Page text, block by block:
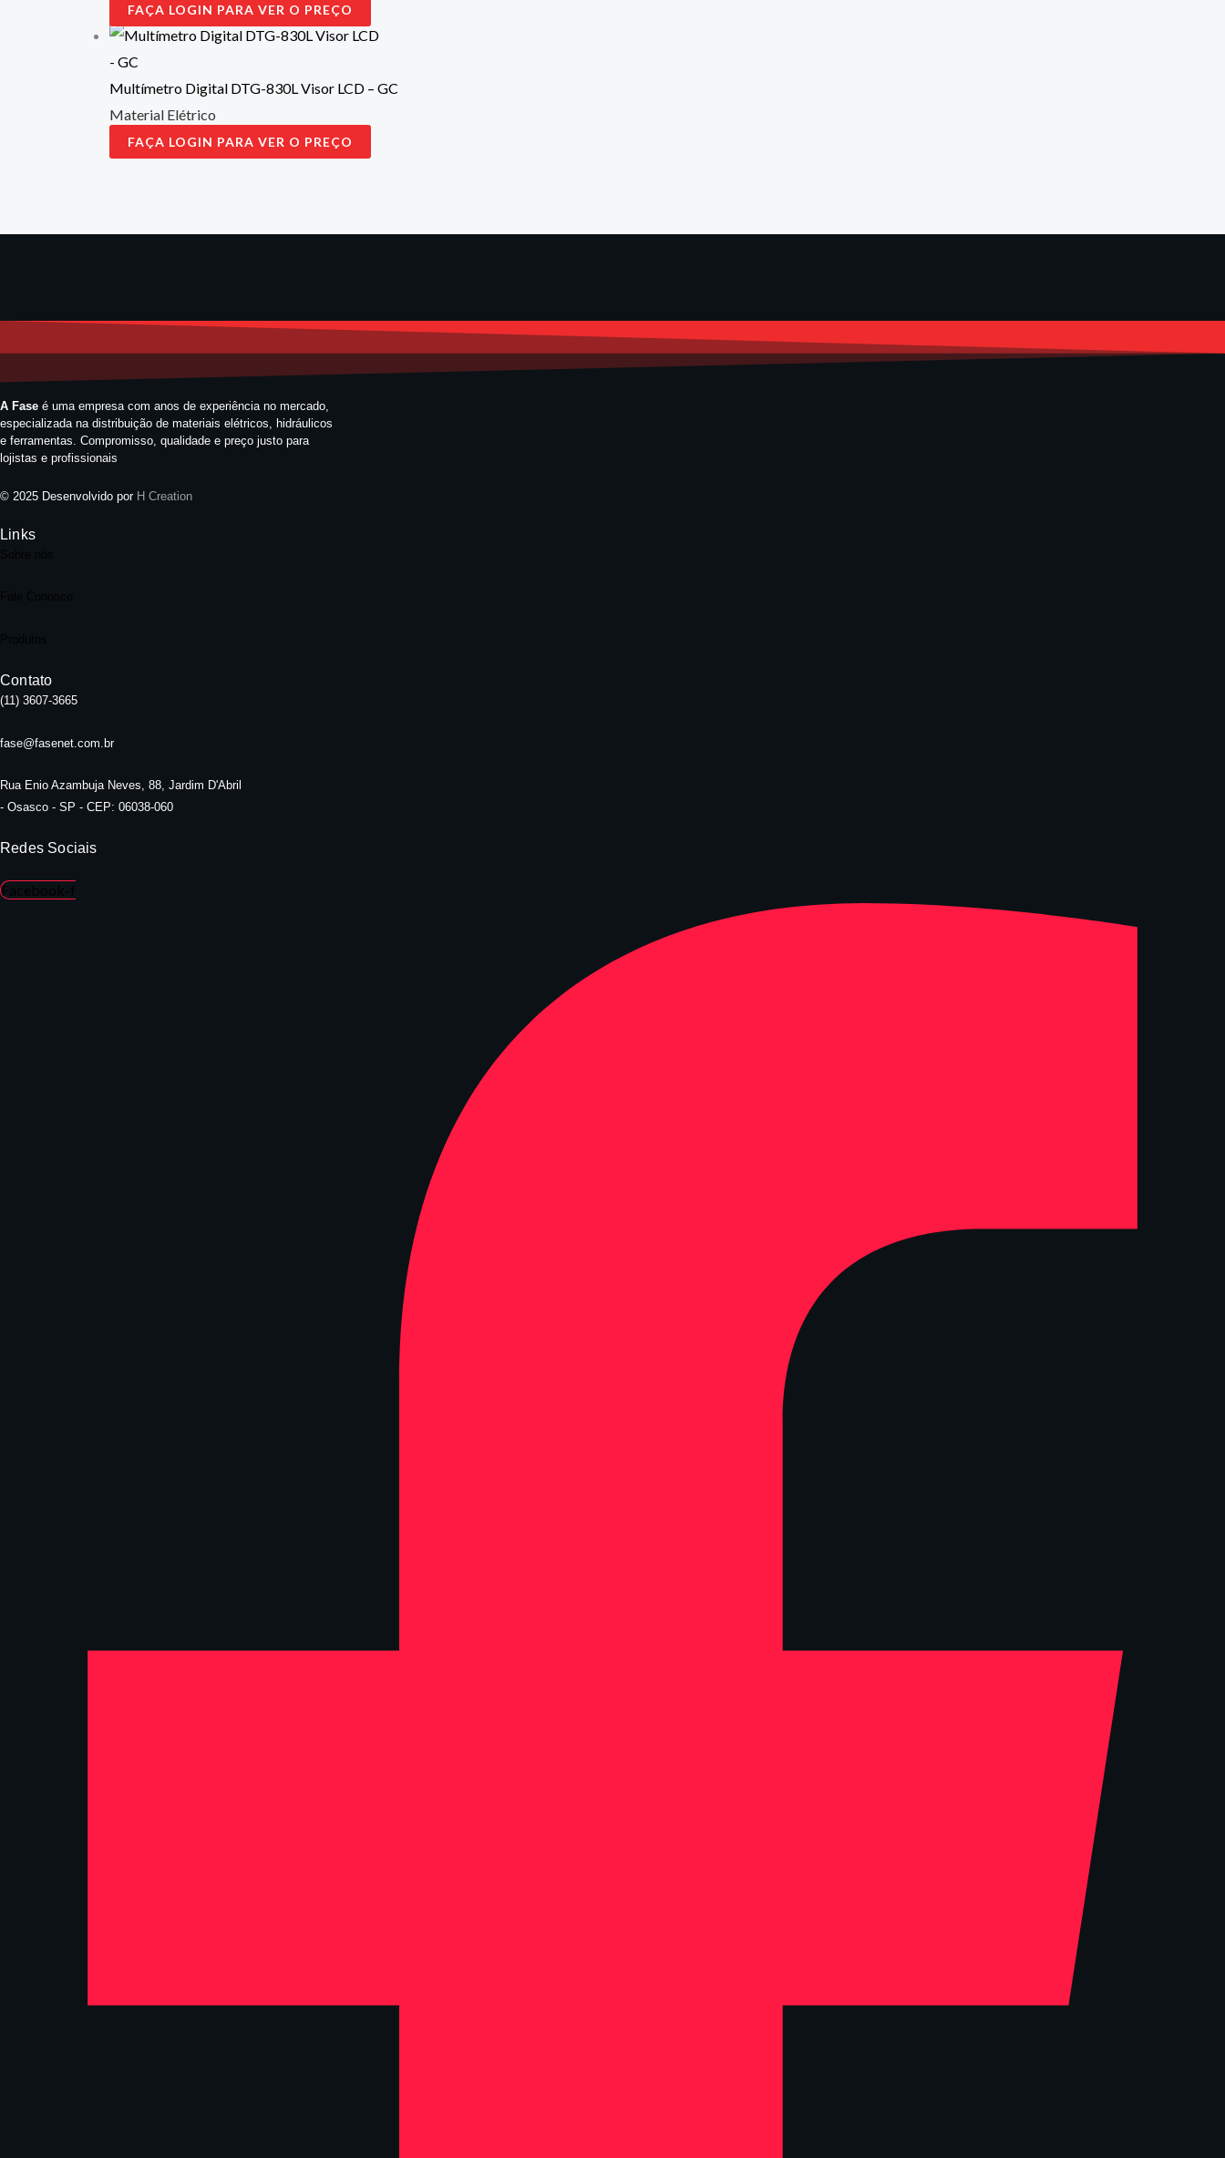
FAÇA LOGIN PARA VER O PREÇO
Multímetro Digital DTG-830L Visor LCD – GC
Material Elétrico
FAÇA LOGIN PARA VER O PREÇO
A Fase é uma empresa com anos de experiência no mercado,
especializada na distribuição de materiais elétricos, hidráulicos
e ferramentas. Compromisso, qualidade e preço justo para
lojistas e profissionais
© 2025 Desenvolvido por H Creation
Links
Contato
(11) 3607-3665
fase@fasenet.com.br
Rua Enio Azambuja Neves, 88, Jardim D'Abril
- Osasco - SP - CEP: 06038-060
Redes Sociais
Facebook-f